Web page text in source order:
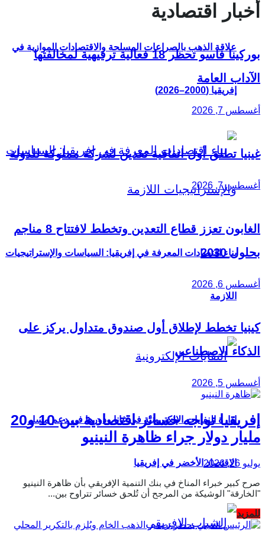
علاقة الذهب بالصراعات المسلحة والاقتصادات الموازية في
إفريقيا (2000–2026)
بناء اقتصادات المعرفة في إفريقيا: السياسات والإستراتيجيات
اللازمة
إدارة النفايات الإلكترونية في غانا ودورها في دعم مسار
الاقتصاد الأخضر في إفريقيا
أخبار اقتصادية
بوركينا فاسو تحظر 18 فعالية ترفيهية لمخالفتها
الآداب العامة
أغسطس 7, 2026
غينيا تطلق أول اتفاقية تعدين لشركة مملوكة للدولة
أغسطس 7, 2026
الغابون تعزز قطاع التعدين وتخطط لافتتاح 8 مناجم
بحلول 2030
أغسطس 6, 2026
كينيا تخطط لإطلاق أول صندوق متداول يركز على
الذكاء الاصطناعي
أغسطس 5, 2026
إفريقيا تواجه خسائر اقتصادية بين 10 و20
مليار دولار جراء ظاهرة النينيو
يوليو 26, 2026
صرح كبير خبراء المناخ في بنك التنمية الإفريقي بأن ظاهرة النينيو
"الخارقة" الوشيكة من المرجح أن تُلحق خسائر تتراوح بين...
للمزيدDetails